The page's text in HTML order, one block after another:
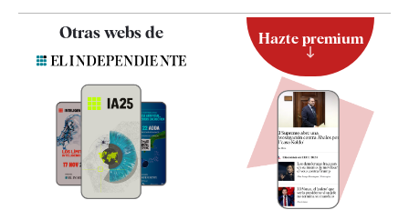
Contacto
Quiénes somos
Especificaciones
Otras webs de Hazte premium